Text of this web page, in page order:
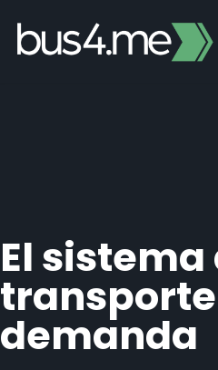
content
El sistema
demanda